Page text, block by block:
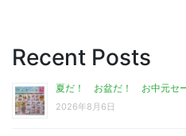
Recent Posts
夏だ！ お盆だ！ お中元セー
2026年8月6日